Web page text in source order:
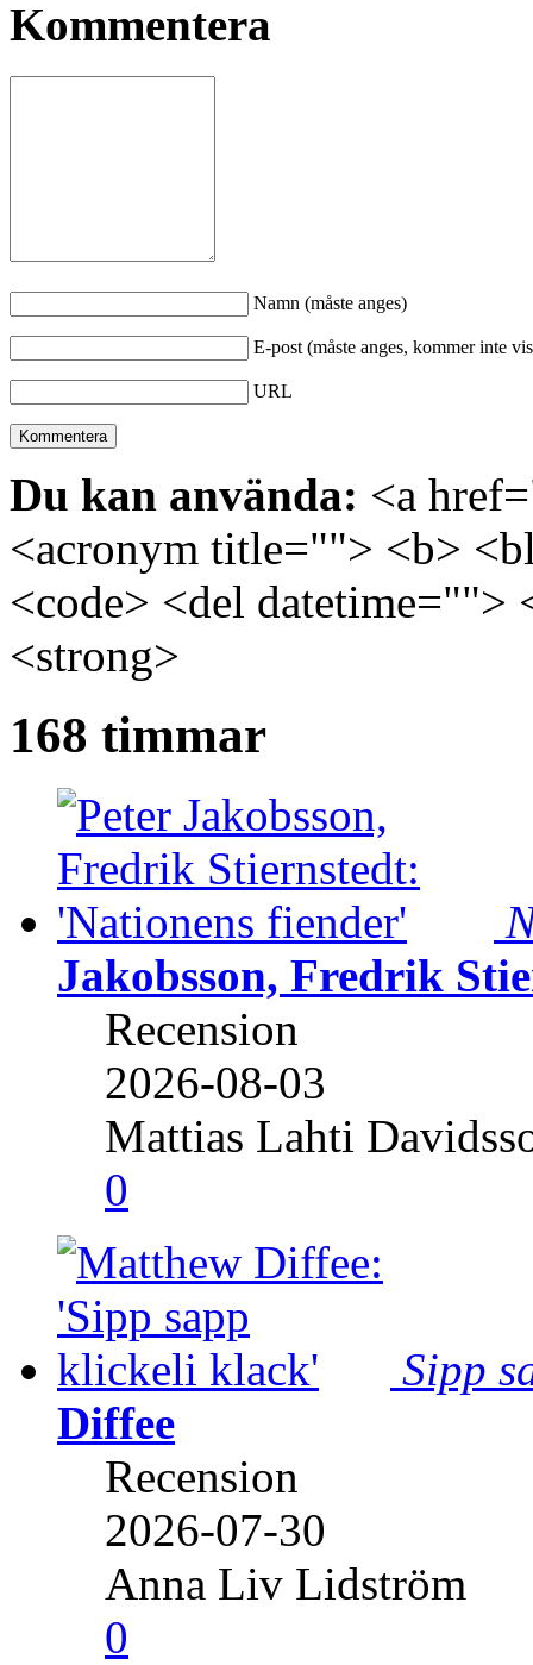
Kommentera
Namn (måste anges)
E-post (måste anges, kommer inte
URL
Du kan använda: <a
<acronym title=""> <b>
<code> <del
<strong>
168 timmar
Jakobsson, Fredrik
Recension
2026-08-03
Mattias Lahti
0
Sipp
Diffee
Recension
2026-07-30
Anna Liv Lidström
0